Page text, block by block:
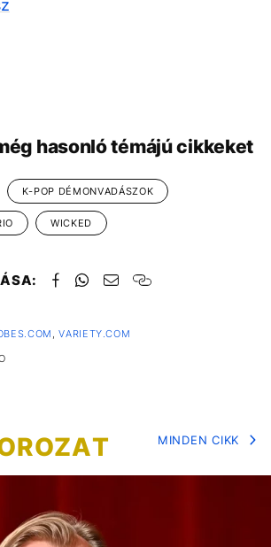
hasonló témájú cikkeket
K-POP DÉMONVADÁSZOK
WICKED
,VARIETY.COM
MINDEN CIKK